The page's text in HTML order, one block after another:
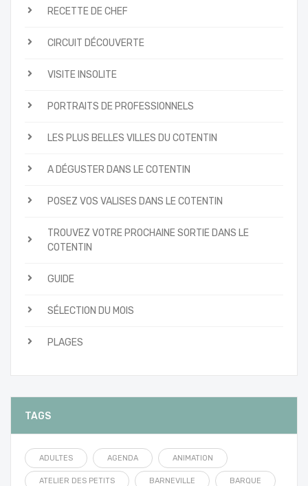
RECETTE DE CHEF
CIRCUIT DÉCOUVERTE
VISITE INSOLITE
PORTRAITS DE PROFESSIONNELS
LES PLUS BELLES VILLES DU COTENTIN
A DÉGUSTER DANS LE COTENTIN
POSEZ VOS VALISES DANS LE COTENTIN
TROUVEZ VOTRE PROCHAINE SORTIE DANS LE
COTENTIN
GUIDE
SÉLECTION DU MOIS
PLAGES
TAGS
ADULTES AGENDA ANIMATION
ATELIER DES PETITS BARNEVILLE BARQUE